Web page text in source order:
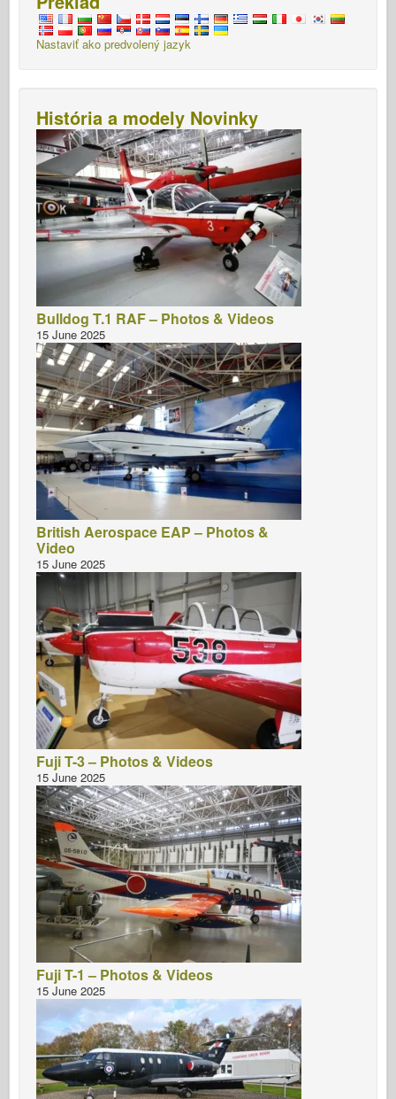
Nastaviť ako predvolený jazyk
História a modely Novinky
Bulldog T.1 RAF – Photos & Videos
15 June 2025
British Aerospace EAP – Photos &
Video
15 June 2025
Fuji T-3 – Photos & Videos
15 June 2025
Fuji T-1 – Photos & Videos
15 June 2025